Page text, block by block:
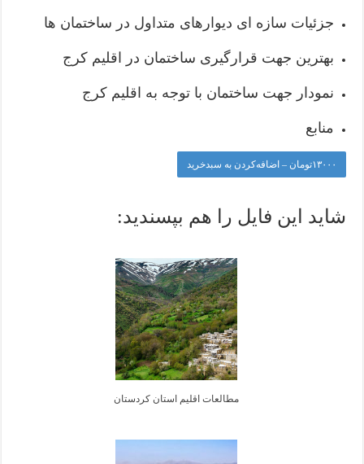
جزئیات سازه ای دیوارهای متداول در ساختمان ها
بهترین جهت قرارگیری ساختمان در اقلیم کرج
نمودار جهت ساختمان با توجه به اقلیم کرج
منابع
۱۳۰۰۰تومان – اضافه‌کردن به سبدخرید
شاید این فایل را هم بپسندید:
مطالعات اقلیم استان کردستان